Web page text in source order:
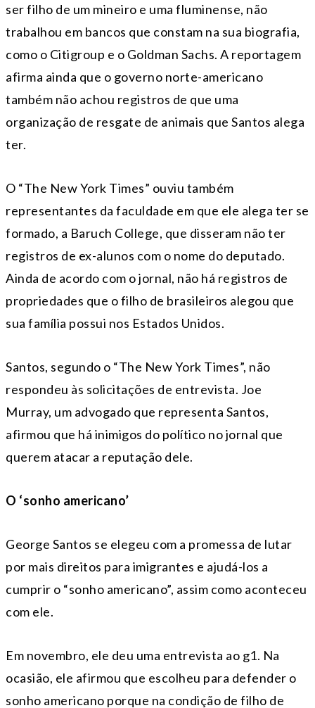
ser filho de um mineiro e uma fluminense, não
trabalhou em bancos que constam na sua biografia,
como o Citigroup e o Goldman Sachs. A reportagem
afirma ainda que o governo norte-americano
também não achou registros de que uma
organização de resgate de animais que Santos alega
ter.
O “The New York Times” ouviu também
representantes da faculdade em que ele alega ter se
formado, a Baruch College, que disseram não ter
registros de ex-alunos com o nome do deputado.
Ainda de acordo com o jornal, não há registros de
propriedades que o filho de brasileiros alegou que
sua família possui nos Estados Unidos.
Santos, segundo o “The New York Times”, não
respondeu às solicitações de entrevista. Joe
Murray, um advogado que representa Santos,
afirmou que há inimigos do político no jornal que
querem atacar a reputação dele.
O ‘sonho americano’
George Santos se elegeu com a promessa de lutar
por mais direitos para imigrantes e ajudá-los a
cumprir o “sonho americano”, assim como aconteceu
com ele.
Em novembro, ele deu uma entrevista ao g1. Na
ocasião, ele afirmou que escolheu para defender o
sonho americano porque na condição de filho de